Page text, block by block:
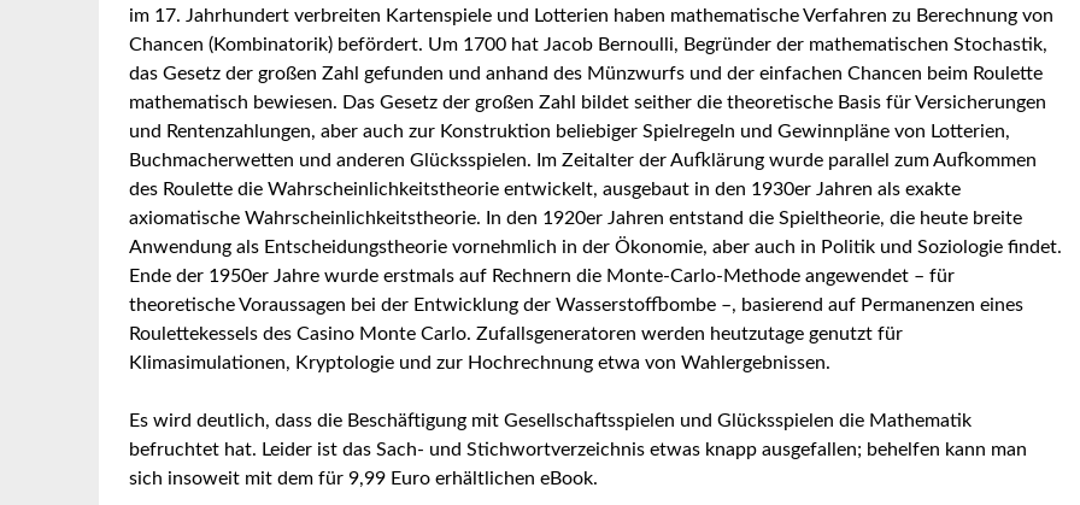
im 17. Jahrhundert verbreiten Kartenspiele und Lotterien haben mathematische Verfahren zu Berechnung von
Chancen (Kombinatorik) befördert. Um 1700 hat Jacob Bernoulli, Begründer der mathematischen Stochastik,
das Gesetz der großen Zahl gefunden und anhand des Münzwurfs und der einfachen Chancen beim Roulette
mathematisch bewiesen. Das Gesetz der großen Zahl bildet seither die theoretische Basis für Versicherungen
und Rentenzahlungen, aber auch zur Konstruktion beliebiger Spielregeln und Gewinnpläne von Lotterien,
Buchmacherwetten und anderen Glücksspielen. Im Zeitalter der Aufklärung wurde parallel zum Aufkommen
des Roulette die Wahrscheinlichkeitstheorie entwickelt, ausgebaut in den 1930er Jahren als exakte
axiomatische Wahrscheinlichkeitstheorie. In den 1920er Jahren entstand die Spieltheorie, die heute breite
Anwendung als Entscheidungstheorie vornehmlich in der Ökonomie, aber auch in Politik und Soziologie findet.
Ende der 1950er Jahre wurde erstmals auf Rechnern die Monte-Carlo-Methode angewendet – für
theoretische Voraussagen bei der Entwicklung der Wasserstoffbombe –, basierend auf Permanenzen eines
Roulettekessels des Casino Monte Carlo. Zufallsgeneratoren werden heutzutage genutzt für
Klimasimulationen, Kryptologie und zur Hochrechnung etwa von Wahlergebnissen.
Es wird deutlich, dass die Beschäftigung mit Gesellschaftsspielen und Glücksspielen die Mathematik
befruchtet hat. Leider ist das Sach- und Stichwortverzeichnis etwas knapp ausgefallen; behelfen kann man
sich insoweit mit dem für 9,99 Euro erhältlichen eBook.